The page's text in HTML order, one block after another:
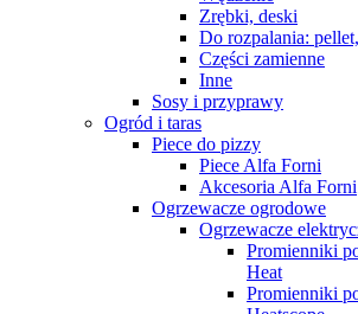
Zrębki, deski
Do rozpalania:
Części zamienne
Inne
Sosy i przyprawy
Ogród i taras
Piece do pizzy
Piece Alfa Forni
Akcesoria Alfa Forni
Ogrzewacze ogrodowe
Ogrzewacze
Promienniki
Heat
Promienniki